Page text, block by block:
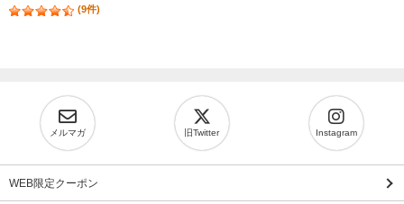
(9件)
メルマガ 旧Twitter Instagram
WEB限定クーポン